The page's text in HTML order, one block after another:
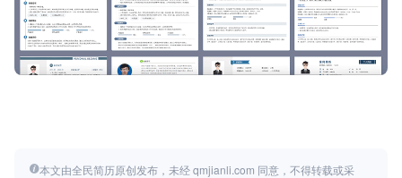
本文由全民简历原创发布，未经 qmjianli.com 同意，不得转载或采